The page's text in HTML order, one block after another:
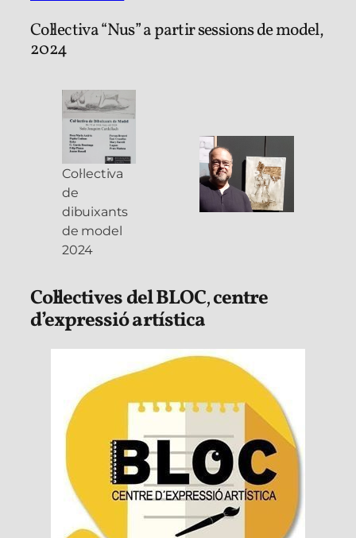
Col·lectiva “Nus” a partir sessions de model,
2024
Col·lectiva
de
dibuixants
de model
2024
Col·lectives del BLOC,centre
d’expressió artística